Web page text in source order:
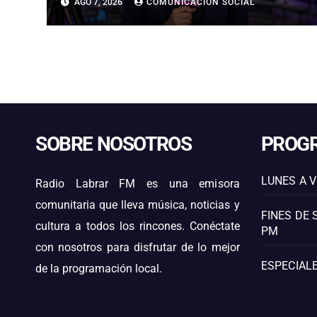
ISOTERMA CERO ALTA EN
PRECORDILLERA Y CORDILLERA
AGO 7, 2026 COMUNICACIÓN SOCIAL
SOBRE NOSOTROS
Radio Labrar FM es una emisora
comunitaria que lleva música, noticias y
cultura a todos los rincones. Conéctate
con nosotros para disfrutar de lo mejor
de la programación local.
LUNES A
FINES DE
PM